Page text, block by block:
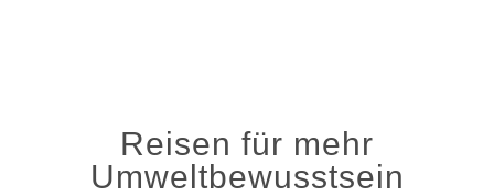
Reisen für mehr
Umweltbe­wusstsein